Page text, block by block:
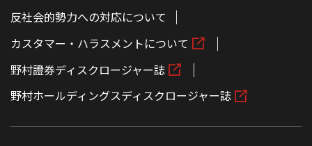
反社会的勢力への対応について
カスタマー・ハラスメントについて
野村證券ディスクロージャー誌
野村ホールディングスディスクロージャー誌